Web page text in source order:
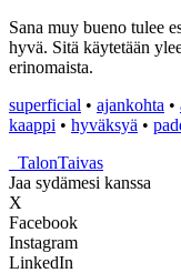
Sana muy bueno tulee
hyvä. Sitä käytetään
erinomaista.
superficial • ajankohta •
kaappi • hyväksyä •
TalonTaivas
Jaa sydämesi kanssa
X
Facebook
Instagram
LinkedIn